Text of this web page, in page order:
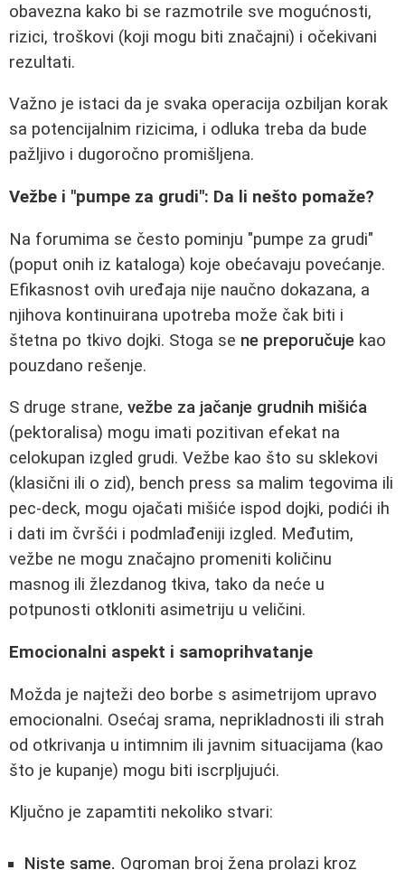
obavezna kako bi se razmotrile sve mogućnosti,
rizici, troškovi (koji mogu biti značajni) i očekivani
rezultati.
Važno je istaci da je svaka operacija ozbiljan korak
sa potencijalnim rizicima, i odluka treba da bude
pažljivo i dugoročno promišljena.
Vežbe i "pumpe za grudi": Da li nešto pomaže?
Na forumima se često pominju "pumpe za grudi"
(poput onih iz kataloga) koje obećavaju povećanje.
Efikasnost ovih uređaja nije naučno dokazana, a
njihova kontinuirana upotreba može čak biti i
štetna po tkivo dojki. Stoga se ne preporučuje kao
pouzdano rešenje.
S druge strane, vežbe za jačanje grudnih mišića
(pektoralisa) mogu imati pozitivan efekat na
celokupan izgled grudi. Vežbe kao što su sklekovi
(klasični ili o zid), bench press sa malim tegovima ili
pec-deck, mogu ojačati mišiće ispod dojki, podići ih
i dati im čvršći i podmlađeniji izgled. Međutim,
vežbe ne mogu značajno promeniti količinu
masnog ili žlezdanog tkiva, tako da neće u
potpunosti otkloniti asimetriju u veličini.
Emocionalni aspekt i samoprihvatanje
Možda je najteži deo borbe s asimetrijom upravo
emocionalni. Osećaj srama, neprikladnosti ili strah
od otkrivanja u intimnim ili javnim situacijama (kao
što je kupanje) mogu biti iscrpljujući.
Ključno je zapamtiti nekoliko stvari:
Niste same. Ogroman broj žena prolazi kroz